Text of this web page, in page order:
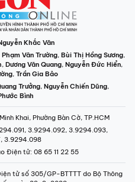
Khắc Văn
Phạm Văn Trường, Bùi Thị Hồng Sương,
, Dương Văn Quang, Nguyễn Đức Hiển,
, Trần Gia Bảo
Trưởng, Nguyễn Chiến Dũng,
Bình
Khai, Phường Bàn Cờ, TP.HCM
3.9294.092, 3.9294.093,
3.9294.098
Điện tử: 08 65 11 22 55
tử số 305/GP-BTTTT do Bộ Thông